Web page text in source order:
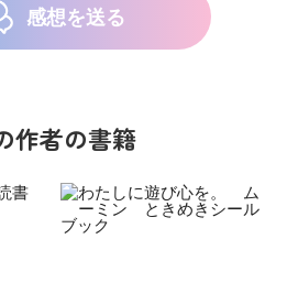
感想を送る
作者の書籍